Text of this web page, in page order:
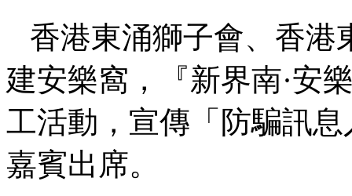
香港東涌獅子會、香港
建安樂窩，『新界南·安
工活動，宣傳「防騙訊
嘉賓出席。